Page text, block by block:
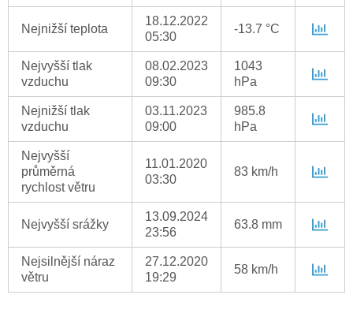
Nejnižší teplota
18.12.2022
05:30
-13.7 °C
Nejvyšší tlak
vzduchu
08.02.2023
09:30
1043
hPa
Nejnižší tlak
vzduchu
03.11.2023
09:00
985.8
hPa
Nejvyšší
průměrná
rychlost větru
11.01.2020
03:30
83 km/h
Nejvyšší srážky
13.09.2024
23:56
63.8 mm
Nejsilnější náraz
větru
27.12.2020
19:29
58 km/h